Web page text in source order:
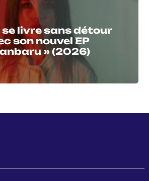
se livre sans détour
son nouvel EP
» (2026)